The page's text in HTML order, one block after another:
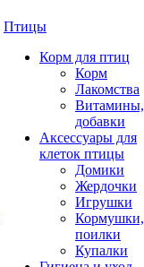
Птицы
Корм для птиц
Корм
Лакомства
Витамины,
добавки
Аксессуары для
клеток птицы
Домики
Жердочки
Игрушки
Кормушки,
поилки
Купалки